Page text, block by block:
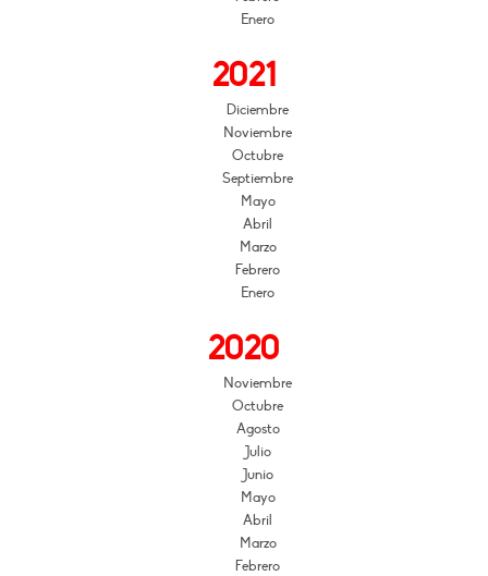
Enero
2021
Diciembre
Noviembre
Octubre
Septiembre
Mayo
Abril
Marzo
Febrero
Enero
2020
Noviembre
Octubre
Agosto
Julio
Junio
Mayo
Abril
Marzo
Febrero